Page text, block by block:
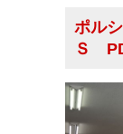
ポル
Ｓ